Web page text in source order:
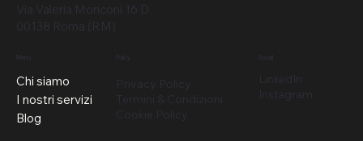
Via Valeria Moriconi 16 D
00138 Roma (RM)
Menu
Chi siamo
I nostri servizi
Blog
Policy
Privacy Policy
Termini & Condizioni
Cookie Policy
Social
LinkedIn
Instagram